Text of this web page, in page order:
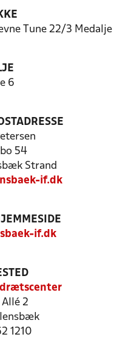
Tune 22/3 Medalje
6
54
Strand
if.dk
if.dk
2
1210